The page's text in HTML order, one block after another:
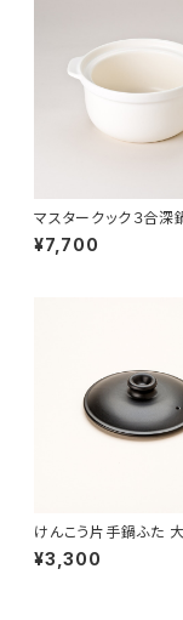
マスタークック３合深
¥7,700
けんこう片手鍋ふた
色
¥3,300